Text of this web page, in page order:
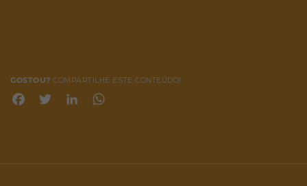
GOSTOU? COMPARTILHE ESTE CONTEÚDO!
Facebook
TwitterLinkedIn